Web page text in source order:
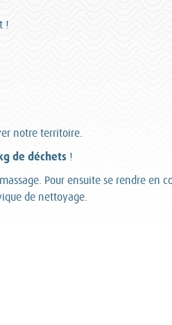
!
notre territoire.
de déchets !
Pour ensuite se rendre en
de nettoyage.